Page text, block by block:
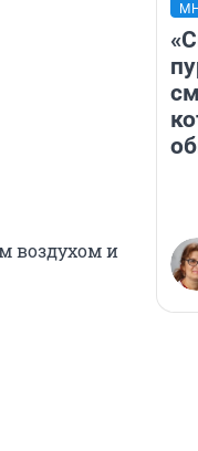
воздухом и